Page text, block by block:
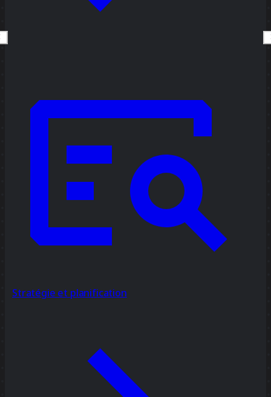
Stratégie et planification